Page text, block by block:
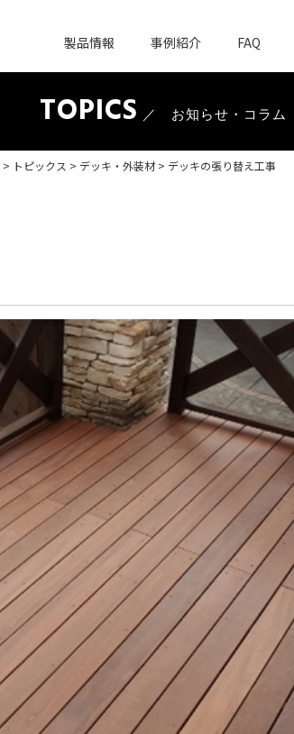
製品情報 事例紹介 FAQ
TOPICS ／ お知らせ・コラム
> トピックス > デッキ・外装材> デッキの張り替え工事